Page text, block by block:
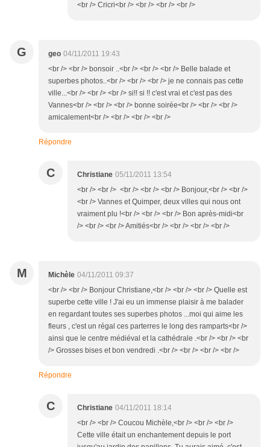
<br /> Cricri<br /> <br /> <br /> <br />
G geo 04/11/2011 19:43
<br /> <br /> bonsoir ..<br /> <br /> <br /> Belle balade et
superbes photos..<br /> <br /> <br /> je ne connais pas cette
ville...<br /> <br /> <br /> si!! si !! c'est vrai et c'est pas des
Vannes<br /> <br /> <br /> bonne soirée<br /> <br /> <br />
amicalement<br /> <br /> <br /> <br />
Répondre
C Christiane 05/11/2011 13:54
<br /> <br /> <br /> <br /> <br /> Bonjour,<br /> <br />
<br /> Vannes et Quimper, deux villes qui nous ont
vraiment plu !<br /> <br /> <br /> Bon après-midi<br
/> <br /> <br /> Amitiés<br /> <br /> <br /> <br />
M Michèle 04/11/2011 09:37
<br /> <br /> Bonjour Christiane,<br /> <br /> <br /> Quelle est
superbe cette ville ! J'ai eu un immense plaisir à me balader
en regardant toutes ses superbes photos ...moi qui aime les
fleurs , c'est un régal ces parterres le long des ramparts<br />
ainsi que le centre médiéval et la cathédrale .<br /> <br /> <br
/> Grosses bises et bon vendredi .<br /> <br /> <br /> <br />
Répondre
C Christiane 04/11/2011 18:14
<br /> <br /> Coucou Michèle,<br /> <br /> <br />
Cette ville était un enchantement depuis le port